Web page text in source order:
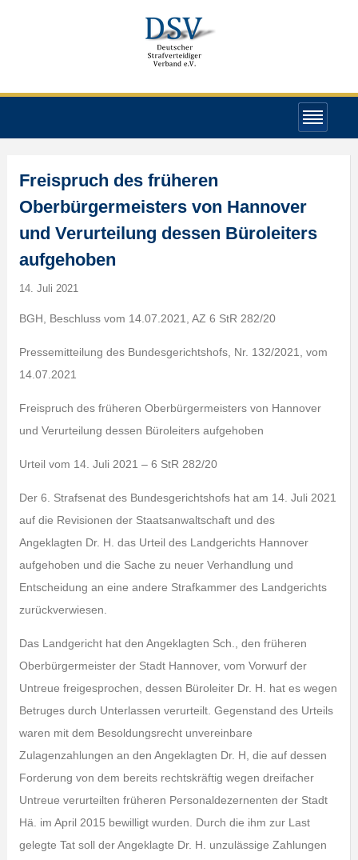
Freispruch des früheren
Oberbürgermeisters von Hannover
und Verurteilung dessen Büroleiters
aufgehoben
14. Juli 2021
BGH, Beschluss vom 14.07.2021, AZ 6 StR 282/20
Pressemitteilung des Bundesgerichtshofs, Nr. 132/2021, vom
14.07.2021
Freispruch des früheren Oberbürgermeisters von Hannover
und Verurteilung dessen Büroleiters aufgehoben
Urteil vom 14. Juli 2021 – 6 StR 282/20
Der 6. Strafsenat des Bundesgerichtshofs hat am 14. Juli 2021
auf die Revisionen der Staatsanwaltschaft und des
Angeklagten Dr. H. das Urteil des Landgerichts Hannover
aufgehoben und die Sache zu neuer Verhandlung und
Entscheidung an eine andere Strafkammer des Landgerichts
zurückverwiesen.
Das Landgericht hat den Angeklagten Sch., den früheren
Oberbürgermeister der Stadt Hannover, vom Vorwurf der
Untreue freigesprochen, dessen Büroleiter Dr. H. hat es wegen
Betruges durch Unterlassen verurteilt. Gegenstand des Urteils
waren mit dem Besoldungsrecht unvereinbare
Zulagenzahlungen an den Angeklagten Dr. H, die auf dessen
Forderung von dem bereits rechtskräftig wegen dreifacher
Untreue verurteilten früheren Personaldezernenten der Stadt
Hä. im April 2015 bewilligt wurden. Durch die ihm zur Last
gelegte Tat soll der Angeklagte Dr. H. unzulässige Zahlungen